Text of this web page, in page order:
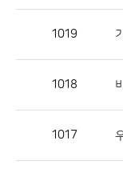
호,
1019
1018
1017